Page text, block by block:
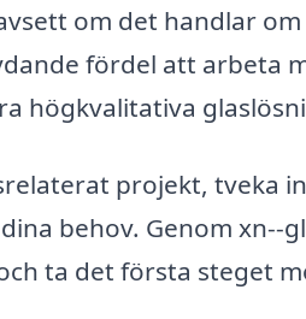
om det handlar
fördel att arbeta
högkvalitativa
projekt, tveka
behov. Genom xn--
ta det första steget